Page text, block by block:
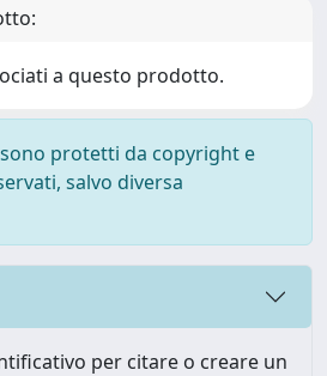
a questo prodotto.
protetti da copyright e
salvo diversa
per citare o creare un